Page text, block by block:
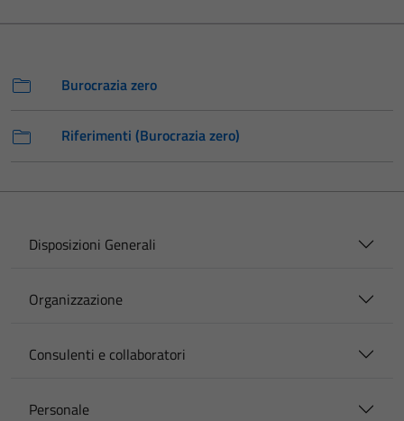
Burocrazia zero
Riferimenti (Burocrazia zero)
Disposizioni Generali
Organizzazione
Consulenti e collaboratori
Personale